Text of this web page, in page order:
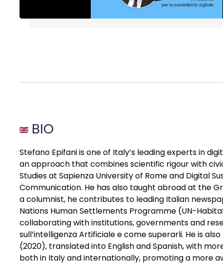
BIO
Stefano Epifani is one of Italy’s leading experts in
an approach that combines scientific rigour with
Studies at Sapienza University of Rome and Digital
Communication. He has also taught abroad at the
a columnist, he contributes to leading Italian
Nations Human Settlements Programme (UN-
collaborating with institutions, governments and
sull’intelligenza Artificiale e come superarli. He is
(2020), translated into English and Spanish, with
both in Italy and internationally, promoting a more